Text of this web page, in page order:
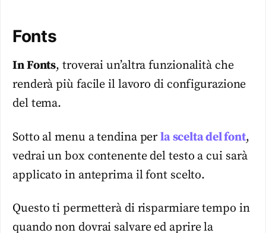
Fonts
In Fonts, troverai un’altra funzionalità che
renderà più facile il lavoro di configurazione
del tema.
Sotto al menu a tendina perla scelta del font,
vedrai un box contenente del testo a cui sarà
applicato in anteprima il font scelto.
Questo ti permetterà di risparmiare tempo in
quando non dovrai salvare ed aprire la